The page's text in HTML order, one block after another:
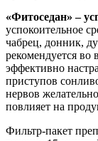
«Фитоседан» –
успокоительное
чабрец, донник,
рекомендуется во
эффективно
приступов
нервов
повлияет на
Фильтр-пакет